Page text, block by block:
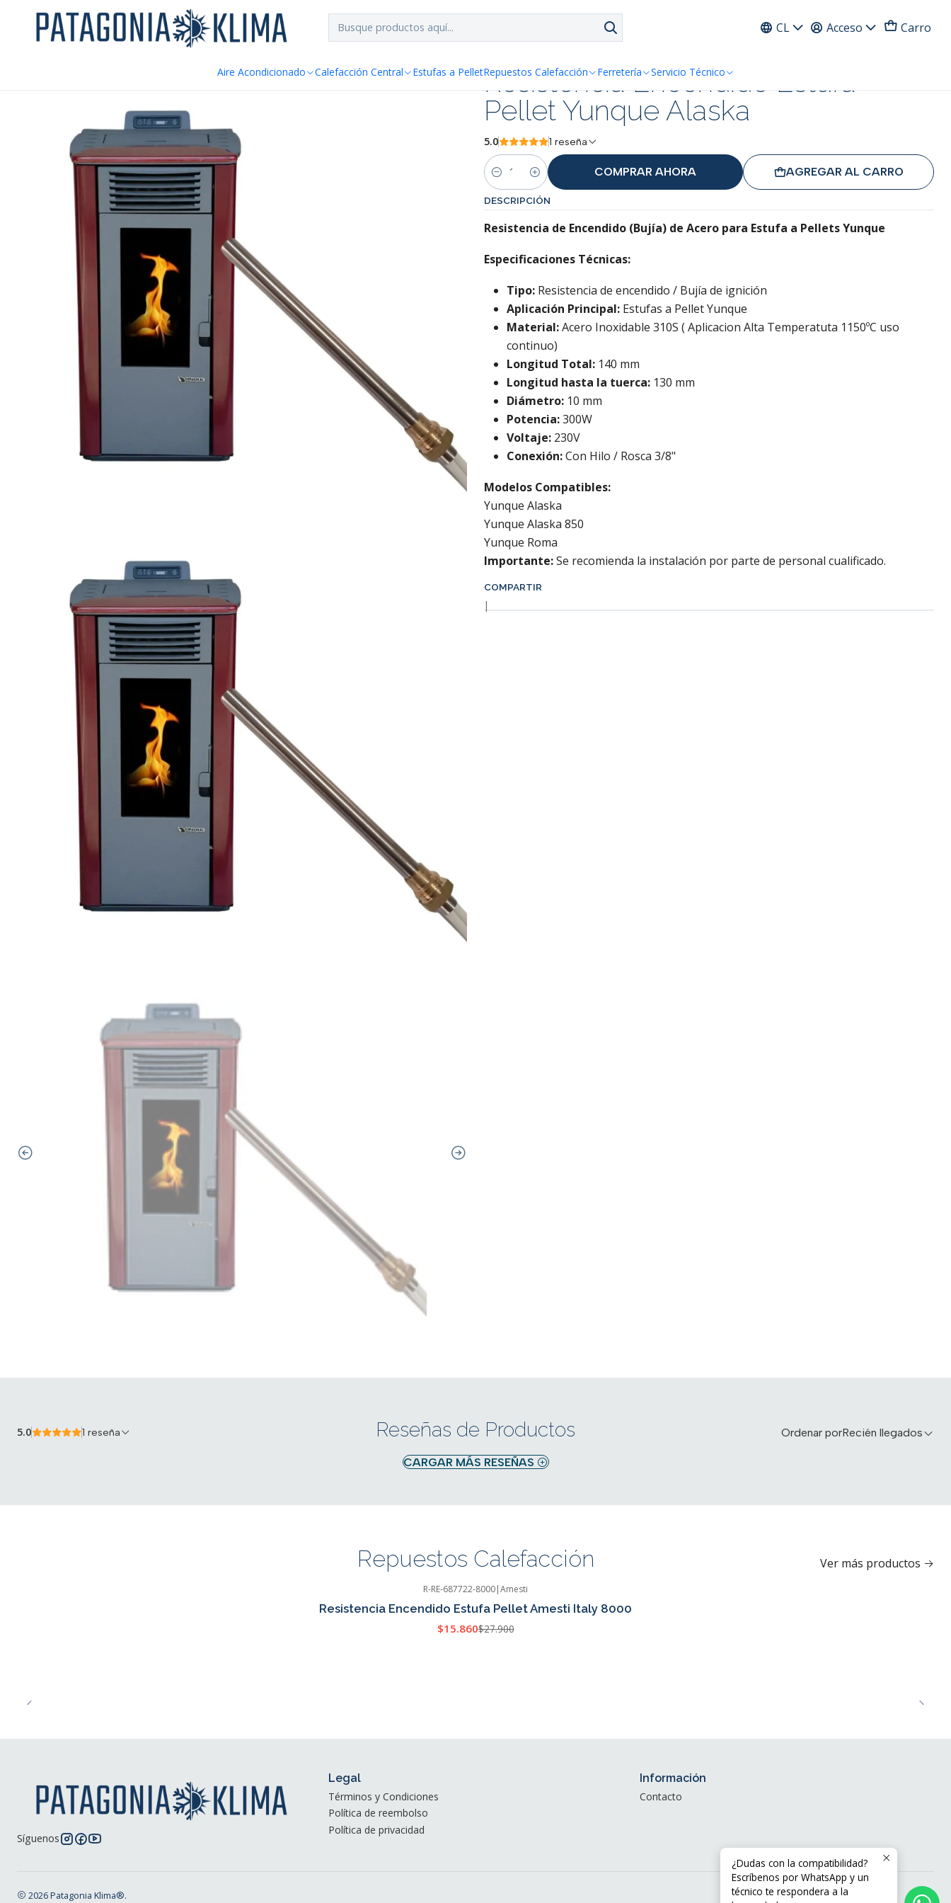
CL Acceso Carro
Aire Acondicionado Calefacción Central Estufas a PelletRepuestos Calefacción Ferretería Servicio Técnico
Inicio Repuestos Estufa Pellet Resistencia Encendido Estufa Pellet Yunque Alaska
Resistencia Encendido Estufa
Pellet Yunque Alaska
5.0 1 reseña
Cantidad
AGREGAR AL CARRO
COMPRAR AHORA
DESCRIPCIÓN
Resistencia de Encendido (Bujía) de Acero para Estufa a Pellets Yunque
Especificaciones Técnicas:
Tipo: Resistencia de encendido / Bujía de ignición
Aplicación Principal: Estufas a Pellet Yunque
Material:Acero Inoxidable 310S ( Aplicacion Alta Temperatuta 1150ºC uso
continuo)
Longitud Total: 140 mm
Longitud hasta la tuerca: 130 mm
Diámetro: 10 mm
Potencia:300W
Voltaje: 230V
Conexión:Con Hilo / Rosca 3/8"
Modelos Compatibles:
Yunque Alaska
Yunque Alaska 850
Yunque Roma
Importante:Se recomienda la instalación por parte de personal cualificado.
COMPARTIR
|
Reseñas de Productos
5.0 1 reseña Ordenar porRecién llegados
CARGAR MÁS RESEÑAS
Repuestos Calefacción Ver más productos
R-RE-687722-8000|Amesti
Resistencia Encendido Estufa Pellet Amesti Italy 8000
$15.860$27.900
Síguenos
Legal
Términos y Condiciones
Política de reembolso
Política de privacidad
Información
Contacto
2026 Patagonia Klima®.
¿Dudas con la compatibilidad?
Escríbenos por WhatsApp y un
técnico te respondera a la